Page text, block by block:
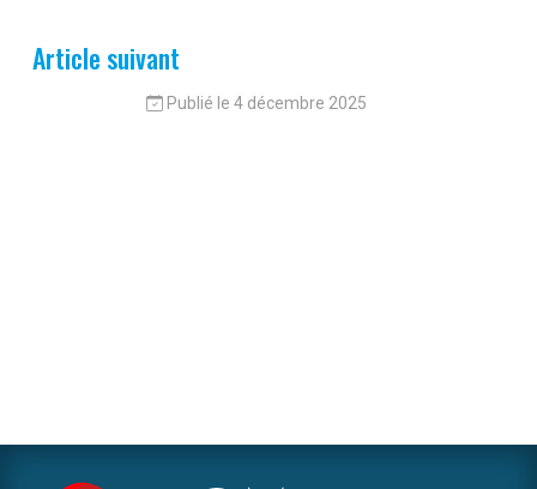
Article suivant
Publié le 4 décembre 2025